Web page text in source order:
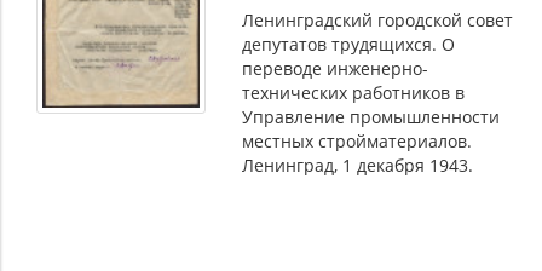
Ленинградский городской совет
депутатов трудящихся. О
переводе инженерно-
технических работников в
Управление промышленности
местных стройматериалов.
Ленинград, 1 декабря 1943.